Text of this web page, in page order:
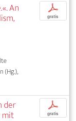
An
(Hg.),
p
gratis
der
mit
p
gratis